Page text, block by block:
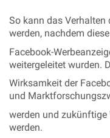
So kann das Verhalten
werden, nachdem
Facebook-
weitergeleitet wurden.
Wirksamkeit der
und
werden und
werden.